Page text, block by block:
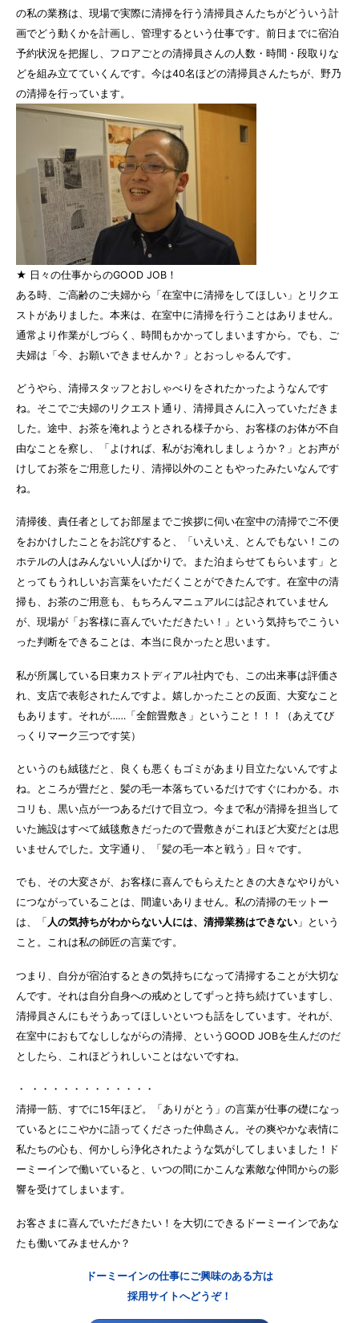
の私の業務は、現場で実際に清掃を行う清掃員さんたちがどういう計
画でどう動くかを計画し、管理するという仕事です。前日までに宿泊
予約状況を把握し、フロアごとの清掃員さんの人数・時間・段取りな
どを組み立てていくんです。今は40名ほどの清掃員さんたちが、野乃
の清掃を行っています。
★ 日々の仕事からのGOOD JOB！
ある時、ご高齢のご夫婦から「在室中に清掃をしてほしい」とリクエ
ストがありました。本来は、在室中に清掃を行うことはありません。
通常より作業がしづらく、時間もかかってしまいますから。でも、ご
夫婦は「今、お願いできませんか？」とおっしゃるんです。
どうやら、清掃スタッフとおしゃべりをされたかったようなんです
ね。そこでご夫婦のリクエスト通り、清掃員さんに入っていただきま
した。途中、お茶を淹れようとされる様子から、お客様のお体が不自
由なことを察し、「よければ、私がお淹れしましょうか？」とお声が
けしてお茶をご用意したり、清掃以外のこともやったみたいなんです
ね。
清掃後、責任者としてお部屋までご挨拶に伺い在室中の清掃でご不便
をおかけしたことをお詫びすると、「いえいえ、とんでもない！この
ホテルの人はみんないい人ばかりで。また泊まらせてもらいます」と
とってもうれしいお言葉をいただくことができたんです。在室中の清
掃も、お茶のご用意も、もちろんマニュアルには記されていません
が、現場が「お客様に喜んでいただきたい！」という気持ちでこうい
った判断をできることは、本当に良かったと思います。
私が所属している日東カストディアル社内でも、この出来事は評価さ
れ、支店で表彰されたんですよ。嬉しかったことの反面、大変なこと
もあります。それが……「全館畳敷き」ということ！！！（あえてび
っくりマーク三つです笑）
というのも絨毯だと、良くも悪くもゴミがあまり目立たないんですよ
ね。ところが畳だと、髪の毛一本落ちているだけですぐにわかる。ホ
コリも、黒い点が一つあるだけで目立つ。今まで私が清掃を担当して
いた施設はすべて絨毯敷きだったので畳敷きがこれほど大変だとは思
いませんでした。文字通り、「髪の毛一本と戦う」日々です。
でも、その大変さが、お客様に喜んでもらえたときの大きなやりがい
につながっていることは、間違いありません。私の清掃のモットー
は、「 人の気持ちがわからない人には、清掃業務はできない 」という
こと。これは私の師匠の言葉です。
つまり、自分が宿泊するときの気持ちになって清掃することが大切な
んです。それは自分自身への戒めとしてずっと持ち続けていますし、
清掃員さんにもそうあってほしいといつも話をしています。それが、
在室中におもてなししながらの清掃、というGOOD JOBを生んだのだ
としたら、これほどうれしいことはないですね。
・ ・・・・・・・・・・・・
清掃一筋、すでに15年ほど。「ありがとう」の言葉が仕事の礎になっ
ているとにこやかに語ってくださった仲島さん。その爽やかな表情に
私たちの心も、何かしら浄化されたような気がしてしまいました！ド
ーミーインで働いていると、いつの間にかこんな素敵な仲間からの影
響を受けてしまいます。
お客さまに喜んでいただきたい！を大切にできるドーミーインであな
たも働いてみませんか？
ドーミーインの仕事にご興味のある方は
採用サイトへどうぞ！